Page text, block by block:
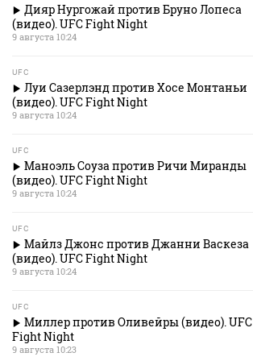
Дияр Нургожай против Бруно Лопеса
(видео). UFC Fight Night
9 августа 10:24
UFC
Луи Сазерлэнд против Хосе Монтаньи
(видео). UFC Fight Night
9 августа 10:24
UFC
Маноэль Соуза против Ричи Миранды
(видео). UFC Fight Night
9 августа 10:24
UFC
Майлз Джонс против Джанни Васкеза
(видео). UFC Fight Night
9 августа 10:24
UFC
Миллер против Оливейры (видео). UFC
Fight Night
9 августа 10:23